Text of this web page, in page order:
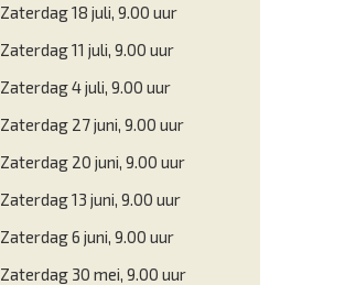
Zaterdag 18 juli, 9.00 uur
Zaterdag 11 juli, 9.00 uur
Zaterdag 4 juli, 9.00 uur
Zaterdag 27 juni, 9.00 uur
Zaterdag 20 juni, 9.00 uur
Zaterdag 13 juni, 9.00 uur
Zaterdag 6 juni, 9.00 uur
Zaterdag 30 mei, 9.00 uur